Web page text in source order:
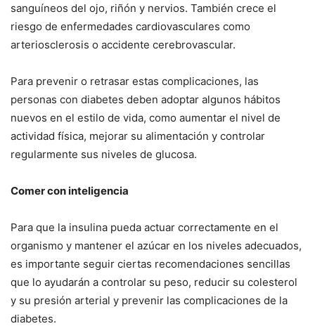
sanguíneos del ojo, riñón y nervios. También crece el
riesgo de enfermedades cardiovasculares como
arteriosclerosis o accidente cerebrovascular.
Para prevenir o retrasar estas complicaciones, las
personas con diabetes deben adoptar algunos hábitos
nuevos en el estilo de vida, como aumentar el nivel de
actividad física, mejorar su alimentación y controlar
regularmente sus niveles de glucosa.
Comer con inteligencia
Para que la insulina pueda actuar correctamente en el
organismo y mantener el azúcar en los niveles adecuados,
es importante seguir ciertas recomendaciones sencillas
que lo ayudarán a controlar su peso, reducir su colesterol
y su presión arterial y prevenir las complicaciones de la
diabetes.